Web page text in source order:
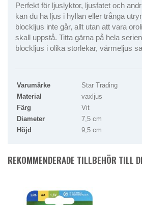
Perfekt för ljuslyktor, ljusfatet och
kan du ha ljus i hyllan eller trånga
blockljus inte går, allt utan att vara
skall uppstå. Titta gärna på hela
blockljus i olika storlekar, värmeljus
Varumärke
Star Trading
Material
vaxljus
Färg
Vit
Diameter
7,5 cm
Höjd
9,5 cm
REKOMMENDERADE TILLBEHÖR TILL